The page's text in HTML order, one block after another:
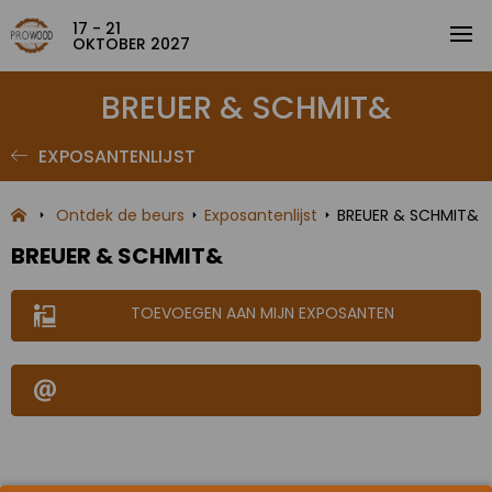
17 - 21
OKTOBER 2027
BREUER & SCHMIT&
EXPOSANTENLIJST
Ontdek de beurs Exposantenlijst BREUER & SCHMIT&
BREUER & SCHMIT&
TOEVOEGEN AAN MIJN EXPOSANTEN